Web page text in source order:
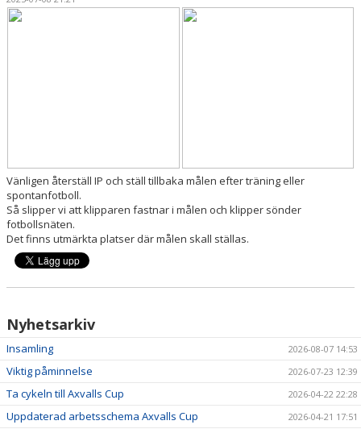
HEDERSUTNÄMNINGAR
Vänligen återställ IP och ställ tillbaka målen efter träning eller
spontanfotboll.
Så slipper vi att klipparen fastnar i målen och klipper sönder
fotbollsnäten.
Det finns utmärkta platser där målen skall ställas.
Nyhetsarkiv
Insamling 2026-08-07 14:53
Viktig påminnelse 2026-07-23 12:39
Ta cykeln till Axvalls Cup 2026-04-22 22:28
Uppdaterad arbetsschema Axvalls Cup 2026-04-21 17:51